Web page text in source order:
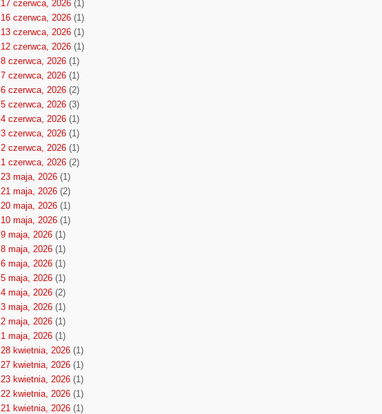
17 czerwca, 2026(1)
16 czerwca, 2026(1)
13 czerwca, 2026(1)
12 czerwca, 2026(1)
8 czerwca, 2026(1)
7 czerwca, 2026(1)
6 czerwca, 2026(2)
5 czerwca, 2026(3)
4 czerwca, 2026(1)
3 czerwca, 2026(1)
2 czerwca, 2026(1)
1 czerwca, 2026(2)
23 maja, 2026(1)
21 maja, 2026(2)
20 maja, 2026(1)
10 maja, 2026(1)
9 maja, 2026(1)
8 maja, 2026(1)
6 maja, 2026(1)
5 maja, 2026(1)
4 maja, 2026(2)
3 maja, 2026(1)
2 maja, 2026(1)
1 maja, 2026(1)
28 kwietnia, 2026(1)
27 kwietnia, 2026(1)
23 kwietnia, 2026(1)
22 kwietnia, 2026(1)
21 kwietnia, 2026(1)